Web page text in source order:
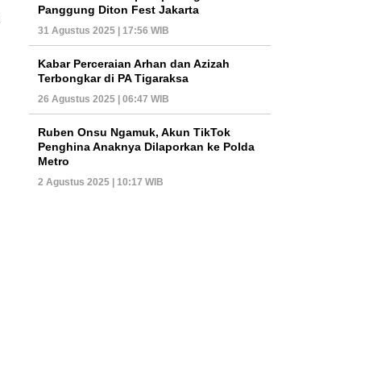
Panggung Diton Fest Jakarta
31 Agustus 2025 | 17:56 WIB
Kabar Perceraian Arhan dan Azizah
Terbongkar di PA Tigaraksa
26 Agustus 2025 | 06:47 WIB
Ruben Onsu Ngamuk, Akun TikTok
Penghina Anaknya Dilaporkan ke Polda
Metro
2 Agustus 2025 | 10:17 WIB